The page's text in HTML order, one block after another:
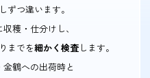
2月下旬〜3月上旬
ずつ違います。
穫・仕分けし、
までを細かく検査 します。
鶴への出荷時と